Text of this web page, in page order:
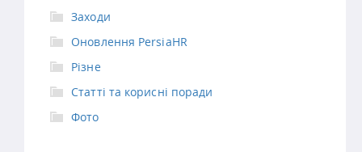
Заходи
Оновлення PersiaHR
Різне
Статті та корисні поради
Фото